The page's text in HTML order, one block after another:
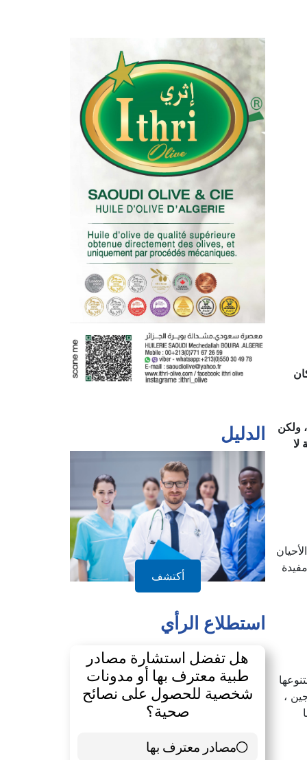
لأكثر من 40 عامًا، كان
ولكن
لا
،
الدليل
أكتشف
استطلاع الرأي
هل تفضل استشارة مصادر
طبية معترف بها أو مدونات
شخصية للحصول على نصائح
صحية؟
مصادر معترف بها
39 ( 65 % )